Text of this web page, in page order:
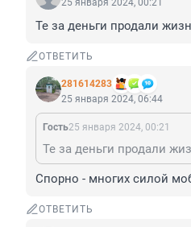
25 января 2024, 00:21
Те за деньги продали
ОТВЕТИТЬ
281614283
25 января 2024, 06:44
Гость25 января 2024, 00:21
Те за деньги продали
Спорно - многих силой
ОТВЕТИТЬ